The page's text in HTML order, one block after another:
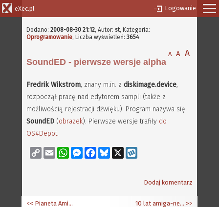
eXec.pl Logowanie
Dodano: 2008-08-30 21:12, Autor: st, Kategoria:
Oprogramowanie, Liczba wyświetleń: 3654
A A A
SoundED - pierwsze wersje alpha
Fredrik Wikstrom, znany m.in. z diskimage.device,
rozpoczął pracę nad edytorem sampli (także z
możliwością rejestracji dźwięku). Program nazywa się
SoundED (obrazek). Pierwsze wersje trafiły do
OS4Depot.
Copy
Link
Email WhatsAppMessenger
FacebookBluesky
Dodaj komentarz
10 lat amiga-news.de >>
<< Pianeta Amiga 2008